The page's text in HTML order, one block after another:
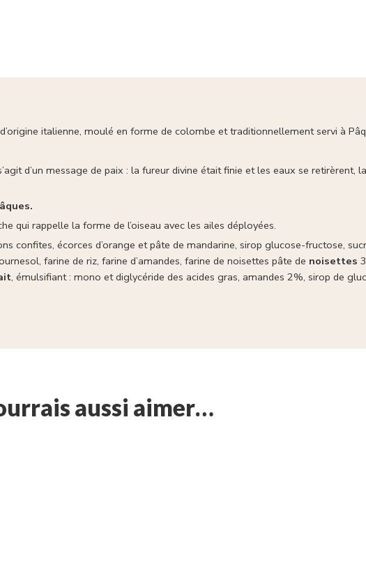
italienne, moulé en forme de colombe et traditionnellement servi à
d’un message de paix : la fureur divine était finie et les eaux se retirèrent,
qui rappelle la forme de l’oiseau avec les ailes déployées.
confites, écorces d’orange et pâte de mandarine, sirop glucose-fructose,
farine de riz, farine d’amandes, farine de noisettes pâte de noisettes
, émulsifiant : mono et diglycéride des acides gras, amandes 2%, sirop de
aussi aimer…